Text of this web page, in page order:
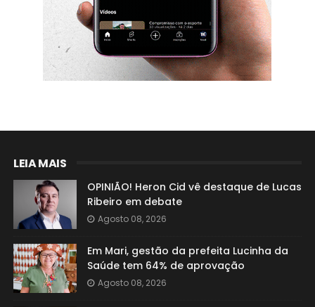
LEIA MAIS
OPINIÃO! Heron Cid vê destaque de Lucas
Ribeiro em debate
Agosto 08, 2026
Em Mari, gestão da prefeita Lucinha da
Saúde tem 64% de aprovação
Agosto 08, 2026